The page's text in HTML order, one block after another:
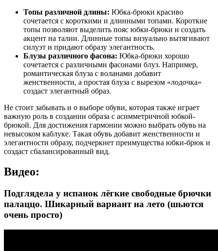
Топы различной длины: Юбка-брюки красиво
сочетается с короткими и длинными топами. Короткие
топы позволяют выделить пояс юбки-брюки и создать
акцент на талии. Длинные топы визуально вытягивают
силуэт и придают образу элегантность.
Блузы различного фасона: Юбка-брюки хорошо
сочетается с различными фасонами блуз. Например,
романтическая блуза с воланами добавит
женственности, а простая блуза с вырезом «лодочка»
создаст элегантный образ.
Не стоит забывать и о выборе обуви, которая также играет
важную роль в создании образа с асимметричной юбкой-
брюкой. Для достижения гармонии можно выбрать обувь на
невысоком каблуке. Такая обувь добавит женственности и
элегантности образу, подчеркнет преимущества юбки-брюк и
создаст сбалансированный вид.
Видео:
Подглядела у испанок лёгкие свободные брючки
палаццо. Шикарный вариант на лето (шьются
очень просто)